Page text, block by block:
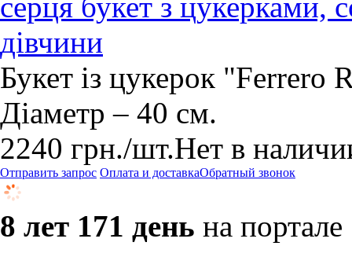
дівчини
Букет із цукерок
Діаметр – 40 см.
2240 грн./шт.Нет в
Отправить запрос Оплата и доставкаОбратный звонок
8 лет 171 день на портале